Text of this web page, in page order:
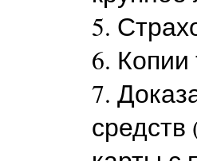
5.
6.
7.
средств